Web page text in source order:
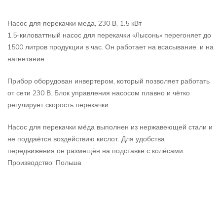
Насос для перекачки меда, 230 В, 1.5 кВт
1,5-киловаттный насос для перекачки «Лысонь» перегоняет до
1500 литров продукции в час. Он работает на всасывание, и на
нагнетание.
Прибор оборудован инвертером, который позволяет работать
от сети 230 В. Блок управления насосом плавно и чётко
регулирует скорость перекачки.
Насос для перекачки мёда выполнен из нержавеющей стали и
не поддаётся воздействию кислот. Для удобства
передвижения он размещён на подставке с колёсами.
Производство: Польша